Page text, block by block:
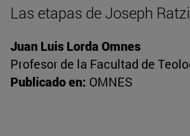
Las etapas de Joseph
Juan Luis Lorda Omnes
Profesor de la Facultad de
Publicado en: OMNES